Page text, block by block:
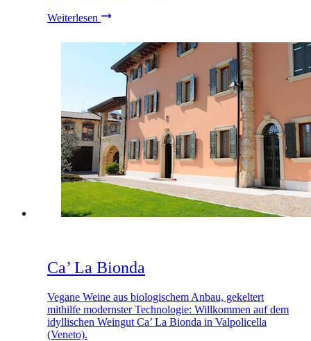
Weiterlesen
Ca’ La Bionda
Vegane Weine aus biologischem Anbau, gekeltert
mithilfe modernster Technologie: Willkommen auf dem
idyllischen Weingut Ca’ La Bionda in Valpolicella
(Veneto).